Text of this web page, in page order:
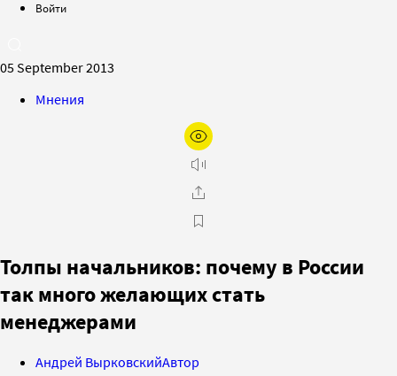
Войти
05 September 2013
Мнения
Толпы начальников: почему в России
так много желающих стать
менеджерами
Андрей ВырковскийАвтор